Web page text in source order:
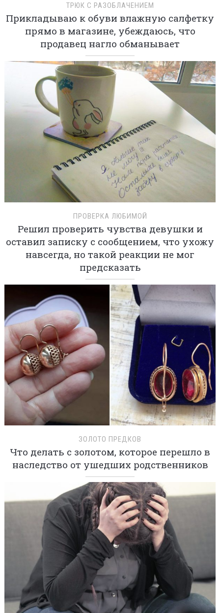
ТРЮК С РАЗОБЛАЧЕНИЕМ
Прикладываю к обуви влажную салфетку
прямо в магазине, убеждаюсь, что
продавец нагло обманывает
ПРОВЕРКА ЛЮБИМОЙ
Решил проверить чувства девушки и
оставил записку с сообщением, что ухожу
навсегда, но такой реакции не мог
предсказать
ЗОЛОТО ПРЕДКОВ
Что делать с золотом, которое перешло в
наследство от ушедших родственников